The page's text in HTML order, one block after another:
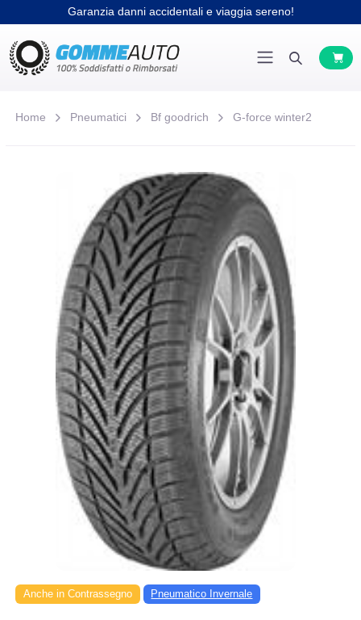
Garanzia danni accidentali e viaggia sereno!
Home Pneumatici Bf goodrich G-force winter2
Anche in Contrassegno Pneumatico Invernale